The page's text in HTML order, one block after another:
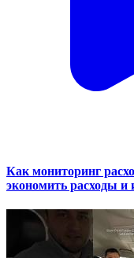
Как мониторинг
экономить расходы и